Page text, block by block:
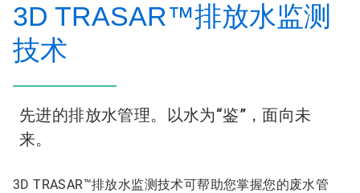
3D TRASAR™排放水监测
技术
先进的排放水管理。以水为“鉴”，面向未
来。
3D TRASAR™排放水监测技术可帮助您掌握您的废水管